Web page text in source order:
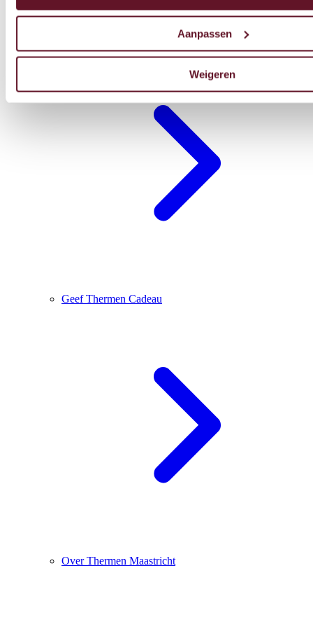
Aanpassen
Weigeren
Geef Thermen Cadeau
Over Thermen Maastricht